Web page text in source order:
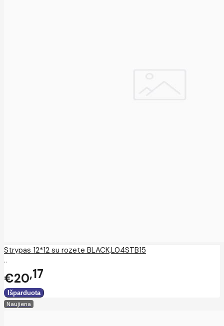
Strypas 12*12 su rozete BLACK,L04STB15
..
€20 17
Naujiena